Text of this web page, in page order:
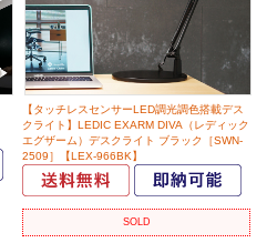
【タッチレスセンサーLED調光調色搭載デス
クライト】LEDIC EXARM DIVA（レディック
エグザーム）デスクライト ブラック［SWN-
2509］【LEX-966BK】
SOLD